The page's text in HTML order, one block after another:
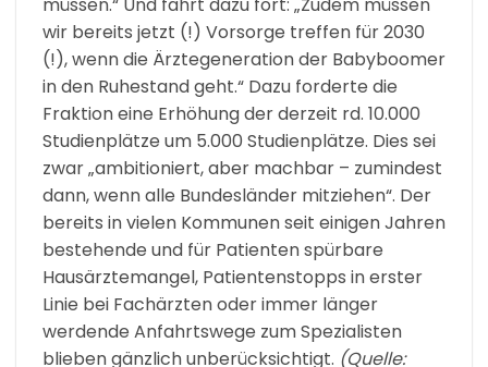
müssen.“ Und fährt dazu fort: „Zudem müssen
wir bereits jetzt (!) Vorsorge treffen für 2030
(!), wenn die Ärztegeneration der Babyboomer
in den Ruhestand geht.“ Dazu forderte die
Fraktion eine Erhöhung der derzeit rd. 10.000
Studienplätze um 5.000 Studienplätze. Dies sei
zwar „ambitioniert, aber machbar – zumindest
dann, wenn alle Bundesländer mitziehen“. Der
bereits in vielen Kommunen seit einigen Jahren
bestehende und für Patienten spürbare
Hausärztemangel, Patientenstopps in erster
Linie bei Fachärzten oder immer länger
werdende Anfahrtswege zum Spezialisten
blieben gänzlich unberücksichtigt. (Quelle: